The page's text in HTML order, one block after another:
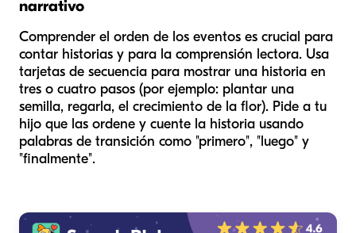
narrativo
Comprender el orden de los eventos es crucial para
contar historias y para la comprensión lectora. Usa
tarjetas de secuencia para mostrar una historia en
tres o cuatro pasos (por ejemplo: plantar una
semilla, regarla, el crecimiento de la flor). Pide a tu
hijo que las ordene y cuente la historia usando
palabras de transición como "primero", "luego" y
"finalmente".